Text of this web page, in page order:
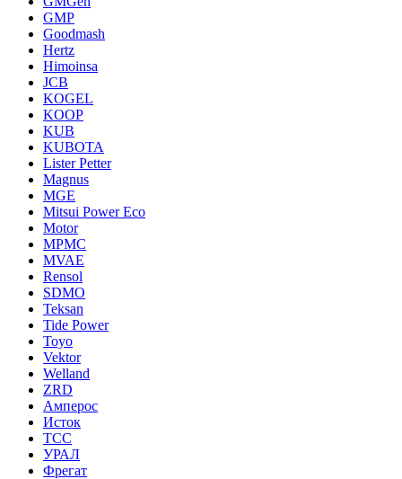
GMP
Goodmash
Hertz
Himoinsa
JCB
KOGEL
KOOP
KUB
KUBOTA
Lister Petter
Magnus
MGE
Mitsui Power Eco
Motor
MPMC
MVAE
Rensol
SDMO
Teksan
Tide Power
Toyo
Vektor
Welland
ZRD
Амперос
Исток
ТСС
УРАЛ
Фрегат